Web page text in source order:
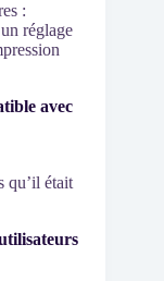
:
réglage
avec
qu’il était